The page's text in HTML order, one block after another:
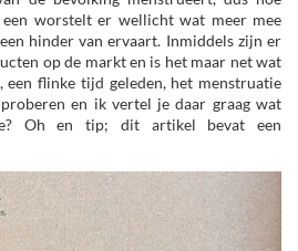
worstelt er wellicht wat meer mee
hinder van ervaart. Inmiddels zijn er
op de markt en is het maar net wat
flinke tijd geleden, het menstruatie
en ik vertel je daar graag wat
Oh en tip; dit artikel bevat een